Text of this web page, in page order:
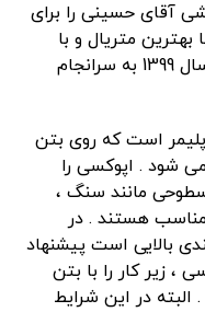
آقای حسینی را برای
متریال و با
بهترین کیفیت و بهترین قیمت در سال 1399 به سرانجام
است که روی بتن
شود . اپوکسی را
مانند سنگ ،
مناسب هستند . در
بالایی است پیشنهاد
زیر کار را با بتن
البته در این شرایط